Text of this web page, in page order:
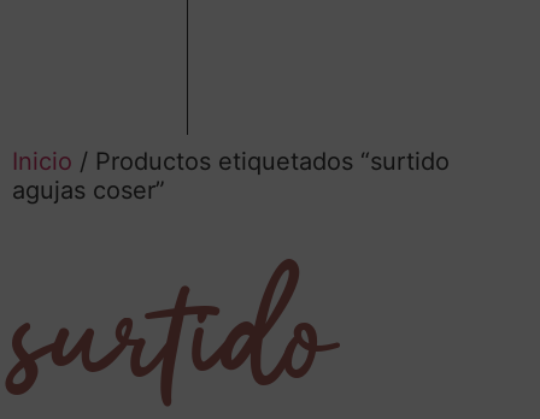
Inicio / Productos etiquetados “surtido
agujas coser”
surtido